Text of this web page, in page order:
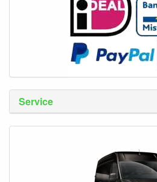
Service